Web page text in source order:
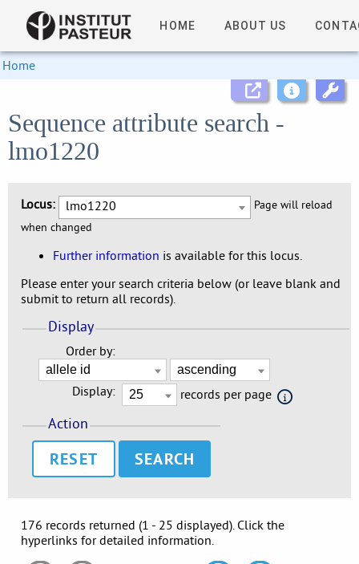
HOME ABOUT US
Home
Sequence attribute search -
lmo1220
Locus: lmo1220
Page will reload
when changed
Further information is available for this locus.
Please enter your search criteria below (or leave blank and
submit to return all records).
Display
Order by:
Display: records per page
Action
RESET
176 records returned (1 - 25 displayed). Click the
hyperlinks for detailed information.